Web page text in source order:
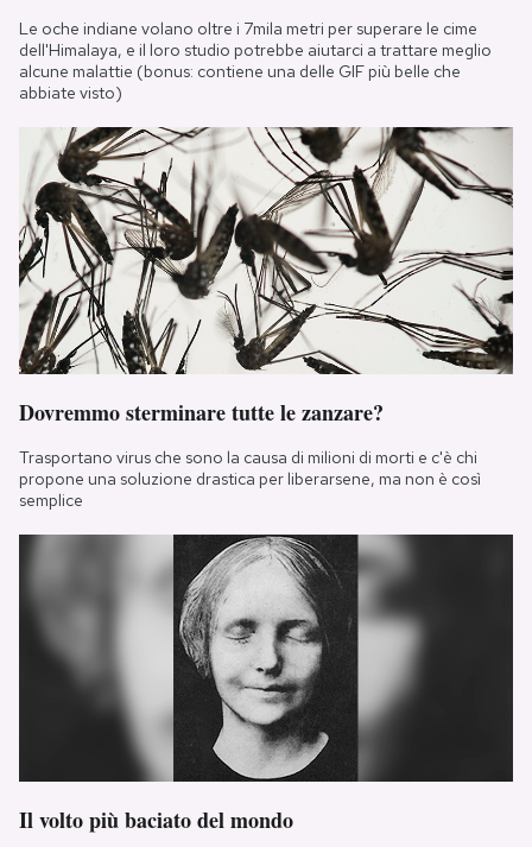
Le oche indiane volano oltre i 7mila metri per superare le cime
dell'Himalaya, e il loro studio potrebbe aiutarci a trattare meglio
alcune malattie (bonus: contiene una delle GIF più belle che
abbiate visto)
Dovremmo sterminare tutte le zanzare?
Trasportano virus che sono la causa di milioni di morti e c'è chi
propone una soluzione drastica per liberarsene, ma non è così
semplice
Il volto più baciato del mondo